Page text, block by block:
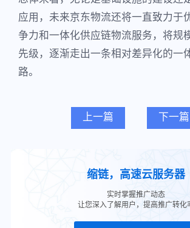
应用，未来京东物流还将一直致力于
争力和一体化供应链物流服务，将规
先级，逐渐走出一条相对差异化的一
路。
上一篇 下一篇
缩链，高速云服务器
实时掌握推广动态
让您深入了解用户，提高推广转化